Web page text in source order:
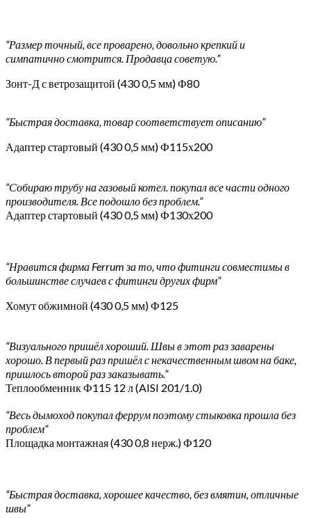
“Размер точный, все проварено, довольно крепкий и
симпатично смотрится. Продавца советую.”
Зонт-Д с ветрозащитой (430 0,5 мм) Ф80
“Быстрая доставка, товар соответствует описанию”
Адаптер стартовый (430 0,5 мм) Ф115х200
“Собираю трубу на газовый котел. покупал все части одного
производителя. Все подошло без проблем.”
Адаптер стартовый (430 0,5 мм) Ф130х200
“Нравится фирма Ferrum за то, что фитинги совместимы в
большинстве случаев с фитинги других фирм”
Хомут обжимной (430 0,5 мм) Ф125
“Визуального пришёл хороший. Швы в этот раз заварены
хорошо. В первый раз пришёл с некачественным швом на баке,
пришлось второй раз заказывать.”
Теплообменник Ф115 12 л (AISI 201/1.0)
“Весь дымоход покупал феррум поэтому стыковка прошла без
проблем”
Площадка монтажная (430 0,8 нерж.) Ф120
“Быстрая доставка, хорошее качество, без вмятин, отличные
швы”